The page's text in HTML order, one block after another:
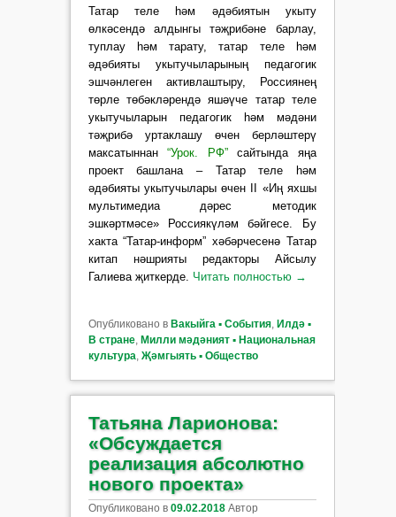
Татар теле һәм әдәбиятын укыту
өлкәсендә алдынгы тәҗрибәне барлау,
туплау һәм тарату, татар теле һәм
әдәбияты укытучыларының педагогик
эшчәнлеген активлаштыру, Россиянең
төрле төбәкләрендә яшәүче татар теле
укытучыларын педагогик һәм мәдәни
тәҗрибә уртаклашу өчен берләштерү
максатыннан“Урок. РФ”сайтында яңа
проект башлана – Татар теле һәм
әдәбияты укытучылары өчен II «Иң яхшы
мультимедиа дәрес методик
эшкәртмәсе» Россиякүләм бәйгесе. Бу
хакта “Татар-информ” хәбәрчесенә Татар
китап нәшрияты редакторы Айсылу
Галиева җиткерде. Читать полностью →
Опубликовано в Вакыйга ▪ События, Илдә ▪
В стране, Милли мәдәният ▪ Национальная
культура, Җәмгыять ▪ Общество
Татьяна Ларионова:
«Обсуждается
реализация абсолютно
нового проекта»
Опубликовано в 09.02.2018 Автор